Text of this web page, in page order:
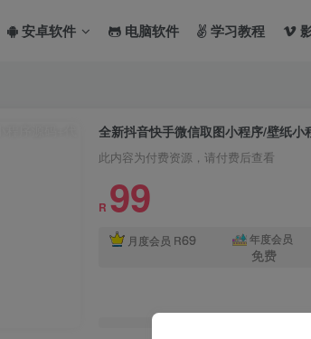
安卓软件 电脑软件 学习教程
全新抖音快手微信取图小程序/壁纸小
此内容为付费资源，请付费后查看
R 99
月度会员 R69 年度会员
免费